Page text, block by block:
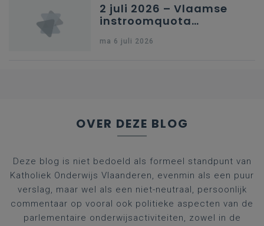
2 juli 2026 – Vlaamse
instroomquota
federale RIZIV-
ma 6 juli 2026
OVER DEZE BLOG
Deze blog is niet bedoeld als formeel standpunt van
Katholiek Onderwijs Vlaanderen, evenmin als een puur
verslag, maar wel als een niet-neutraal, persoonlijk
commentaar op vooral ook politieke aspecten van de
parlementaire onderwijsactiviteiten, zowel in de